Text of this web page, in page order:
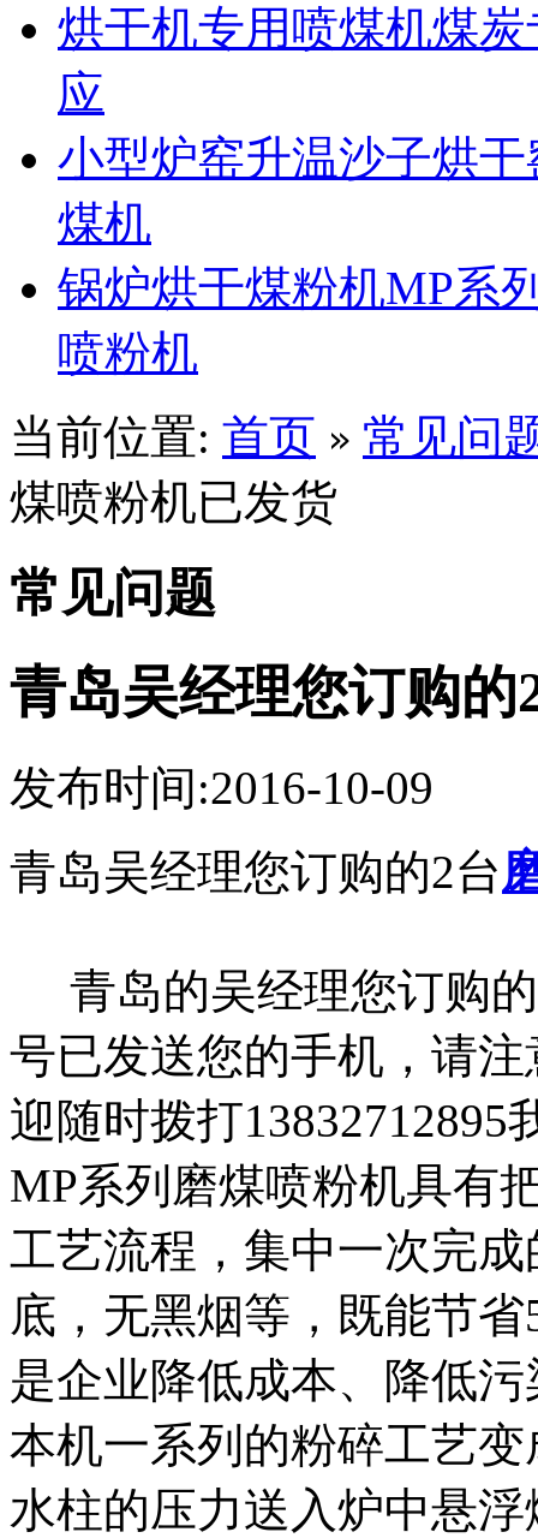
烘干机专用喷煤机煤
应
小型炉窑升温沙子烘
煤机
锅炉烘干煤粉机MP系
喷粉机
当前位置: 首页 » 常见问
煤喷粉机已发货
常见问题
青岛吴经理您订购
发布时间:2016-10-09
青岛吴经理您订购的2台
青岛的吴经理您订购
号已发送您的手机，请
迎随时拨打
MP系列磨煤喷粉机具有
工艺流程，集中一次完
底，无黑烟等，既能节
是企业降低成本、降低
本机一系列的粉碎工艺
水柱的压力送入炉中悬